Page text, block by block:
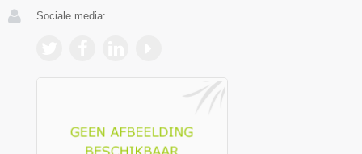
Sociale media: